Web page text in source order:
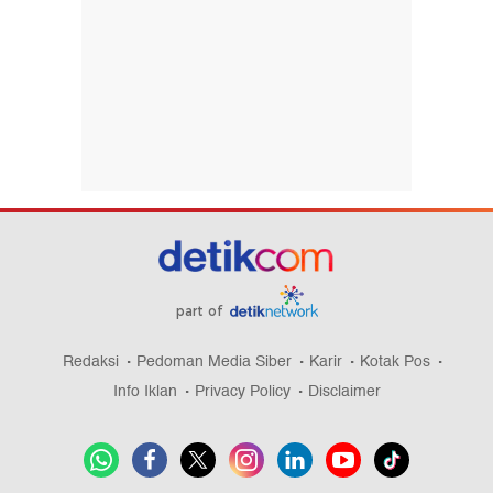
part of
Redaksi Pedoman Media Siber Karir
Kotak Pos
Info Iklan
Privacy Policy Disclaimer